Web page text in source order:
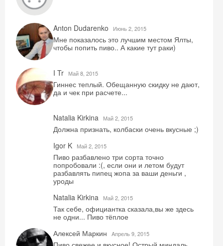
Anton Dudarenko Июнь 2, 2015
Мне показалось это лучшим местом Ялты,
чтобы попить пиво.. А какие тут раки)
I Tr Май 8, 2015
Гиннес теплый. Обещанную скидку не дают,
да и чек при расчете...
Natalia Kirkina Май 2, 2015
Должна признать, колбаски очень вкусные ;)
Igor K
Май 2, 2015
Пиво разбавлено три сорта точно
попробовали :(, если они и летом будут
разбавлять пипец жопа за ваши деньги ,
уроды
Natalia Kirkina
Май 2, 2015
Так себе, официантка сказала,вы же здесь
не одни... Пиво тёплое
Алексей Маркин
Aпрель 9, 2015